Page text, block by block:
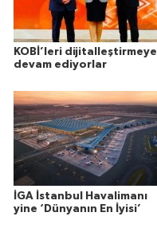
KOBİ’leri dijitalleştirmeye
devam ediyorlar
İGA İstanbul Havalimanı
yine ‘Dünyanın En İyisi’